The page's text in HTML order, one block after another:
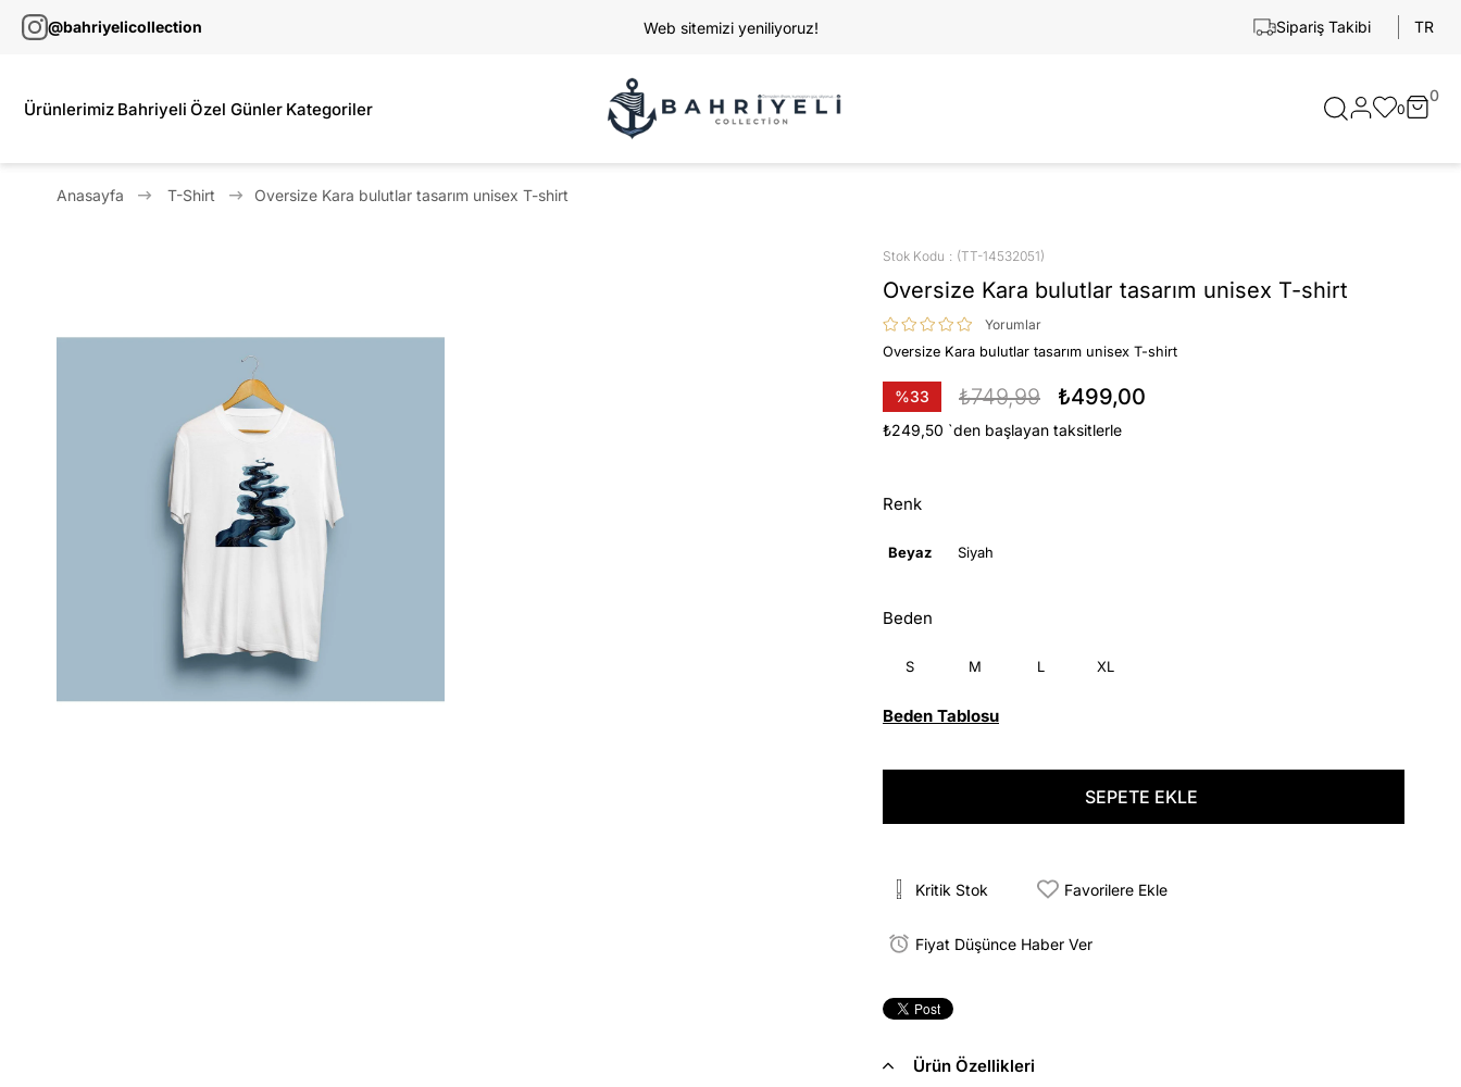
@bahriyelicollection Web sitemizi yeniliyoruz! Sipariş Takibi TR
Ürünlerimiz Bahriyeli Özel Günler Kategoriler 0
0
Anasayfa T-Shirt Oversize Kara bulutlar tasarım unisex T-shirt
Stok Kodu (TT-14532051)
Oversize Kara bulutlar tasarım unisex T-shirt
Yorumlar
Oversize Kara bulutlar tasarım unisex T-shirt
%33
İndirim
₺749,99 ₺499,00
₺249,50 `den başlayan taksitlerle
Renk
Beyaz Siyah
Beden
S M L XL
Beden Tablosu
Kritik Stok Favorilere Ekle
Fiyat Düşünce Haber Ver
Ürün Özellikleri